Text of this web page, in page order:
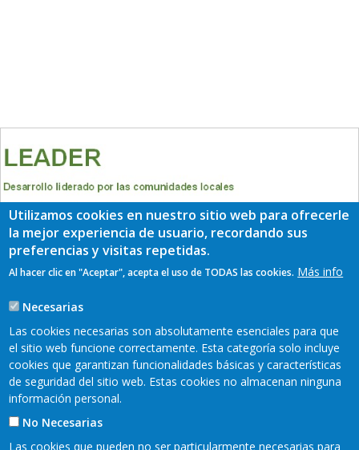
Utilizamos cookies en nuestro sitio web para ofrecerle
la mejor experiencia de usuario, recordando sus
preferencias y visitas repetidas.
Al hacer clic en "Aceptar", acepta el uso de TODAS las cookies. Más info
Necesarias
Las cookies necesarias son absolutamente esenciales para que
el sitio web funcione correctamente. Esta categoría solo incluye
cookies que garantizan funcionalidades básicas y características
de seguridad del sitio web. Estas cookies no almacenan ninguna
información personal.
No Necesarias
Las cookies que pueden no ser particularmente necesarias para